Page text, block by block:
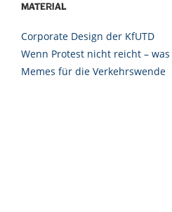
Material
Corporate Design der KfUTD
Wenn Protest nicht reicht –
Memes für die Verkehrswende